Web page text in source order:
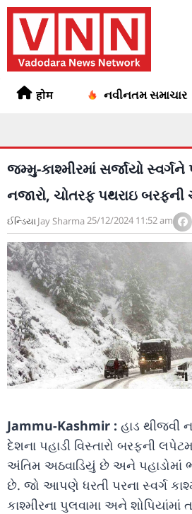
होम નવીનતમ સમાચાર
જમ્મુ-કાશ્મીરમાં સર્જાયો
નજારો, ચોતરફ પથરાઇ બરફની
ઈન્ડિયાJay Sharma25/12/2024 11:52 am
Jammu-Kashmir : હાડ થીજવી
દેશના પહાડી વિસ્તારો બરફની
અંતિમ અઠવાડિયું છે અને પહાડોમાં
છે. જો આપણે ધરતી પરના સ્વર્ગ
કાશ્મીરના પુલવામા અને શોપિયાંમાં